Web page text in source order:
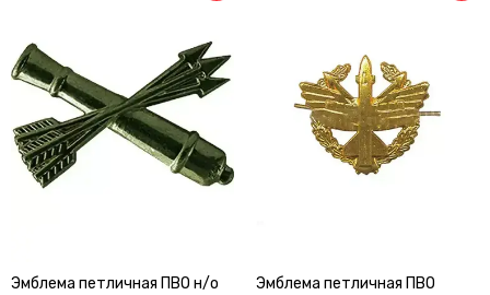
Эмблема петличная ПВО н/о
Эмблема петличная ПВО